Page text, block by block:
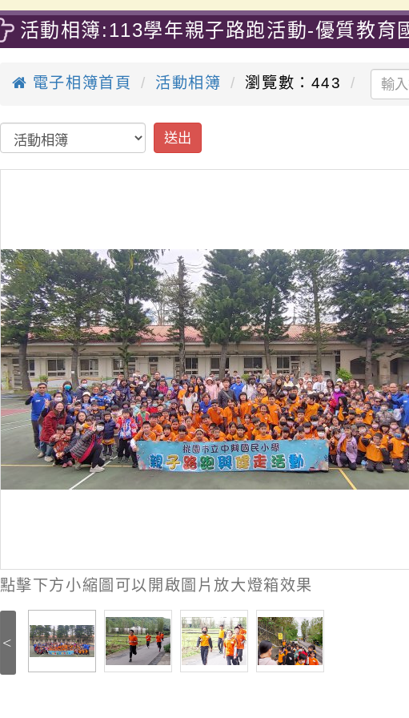
活動相簿:113學年親子路跑活動-優質教育
電子相簿首頁 活動相簿 瀏覽數：443
送出
點擊下方小縮圖可以開啟圖片放大燈箱效果
<